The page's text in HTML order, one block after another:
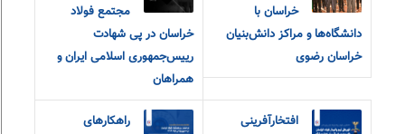
خراسان با
دانشگاه‌ها و مراکز دانش‌بنیان
خراسان رضوی
مجتمع فولاد
خراسان در پی شهادت
رییس‌جمهوری اسلامی ایران و
همراهان
افتخارآفرینی
راهکارهای